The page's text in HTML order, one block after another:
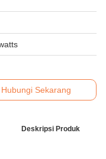
Hubungi Sekarang
Deskripsi Produk